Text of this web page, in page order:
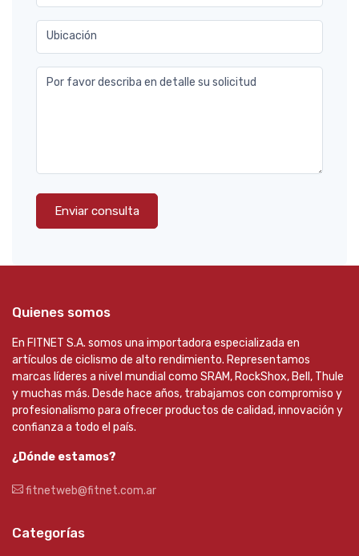
Ubicación
Por favor describa en detalle su solicitud
Enviar consulta
Quienes somos
En FITNET S.A. somos una importadora especializada en
artículos de ciclismo de alto rendimiento. Representamos
marcas líderes a nivel mundial como SRAM, RockShox, Bell, Thule
y muchas más. Desde hace años, trabajamos con compromiso y
profesionalismo para ofrecer productos de calidad, innovación y
confianza a todo el país.
¿Dónde estamos?
fitnetweb@fitnet.com.ar
Categorías